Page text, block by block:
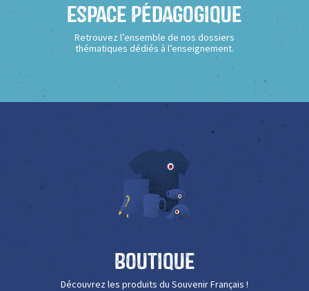
Espace Pédagogique
Retrouvez l’ensemble de nos dossiers
thématiques dédiés à l’enseignement.
Boutique
Découvrez les produits du Souvenir Français !